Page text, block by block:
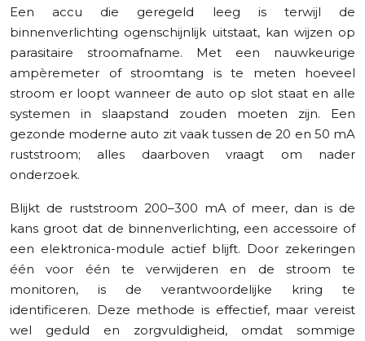
Een accu die geregeld leeg is terwijl de
binnenverlichting ogenschijnlijk uitstaat, kan wijzen op
parasitaire stroomafname. Met een nauwkeurige
ampèremeter of stroomtang is te meten hoeveel
stroom er loopt wanneer de auto op slot staat en alle
systemen in slaapstand zouden moeten zijn. Een
gezonde moderne auto zit vaak tussen de 20 en 50 mA
ruststroom; alles daarboven vraagt om nader
onderzoek.
Blijkt de ruststroom 200–300 mA of meer, dan is de
kans groot dat de binnenverlichting, een accessoire of
een elektronica-module actief blijft. Door zekeringen
één voor één te verwijderen en de stroom te
monitoren, is de verantwoordelijke kring te
identificeren. Deze methode is effectief, maar vereist
wel geduld en zorgvuldigheid, omdat sommige